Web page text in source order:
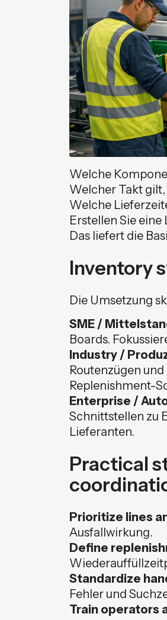
Welche
Welcher Takt
Welche
Erstellen Sie
Das liefert die
Inventory
Die Umsetzung
SME /
Boards.
Industry /
Routenzügen
Replenishment-
Enterprise /
Schnittstellen zu
Lieferanten.
Practical
Prioritize lines
Ausfallwirkung.
Define
Standardize
Fehler und
Train operators